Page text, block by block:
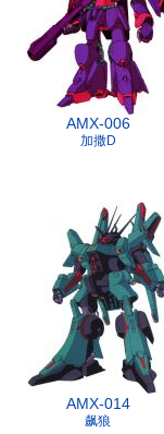
AMX-006
加撒D
AMX-014
飙狼